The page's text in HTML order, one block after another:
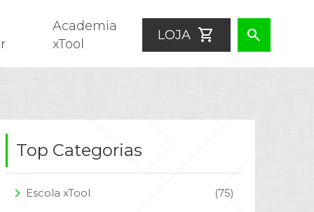
Academia
xTool
LOJA shopping_cart search
Top Categorias
arrow_forward_ios Escola xTool (75)